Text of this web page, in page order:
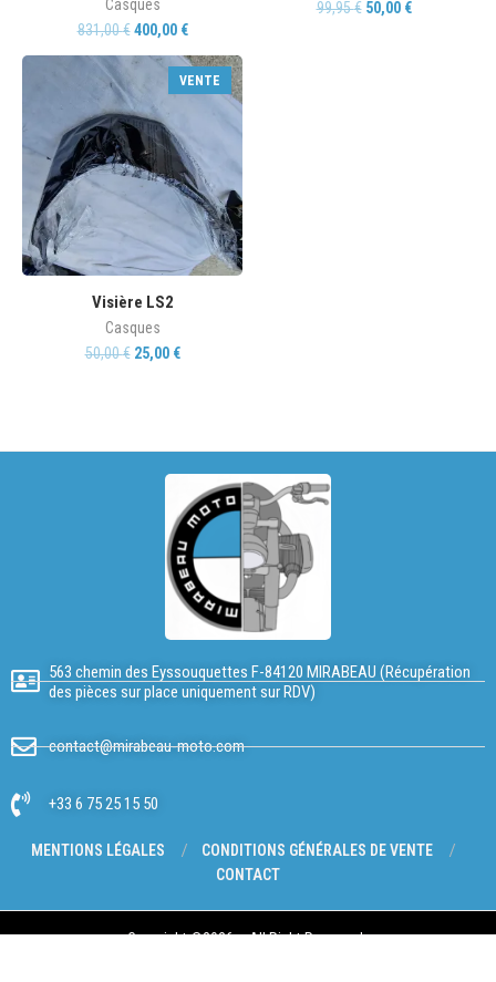
Casques
831,00€ 400,00 €
99,95€ 50,00 €
VENTE
Visière LS2
Casques
50,00€ 25,00 €
563 chemin des Eyssouquettes F-84120 MIRABEAU (Récupération
des pièces sur place uniquement sur RDV)
contact@mirabeau-moto.com
+33 6 75 25 15 50
MENTIONS LÉGALES
CONDITIONS GÉNÉRALES DE VENTE
CONTACT
Copyright @2026 – All Right Reserved.